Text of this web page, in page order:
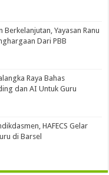
Yayasan Ranu
Dari PBB
Raya Bahas
dan AI Untuk Guru
HAFECS Gelar
di Barsel